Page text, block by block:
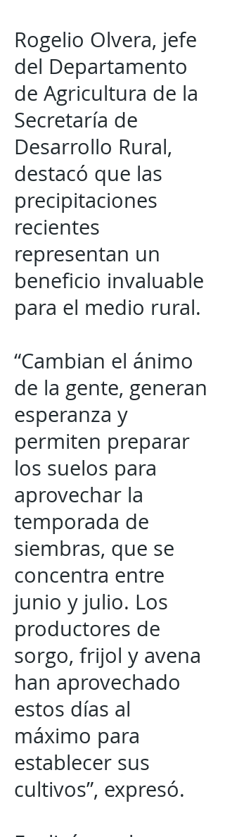
Rogelio Olvera, jefe
del Departamento
de Agricultura de la
Secretaría de
Desarrollo Rural,
destacó que las
precipitaciones
recientes
representan un
beneficio invaluable
para el medio rural.
“Cambian el ánimo
de la gente, generan
esperanza y
permiten preparar
los suelos para
aprovechar la
temporada de
siembras, que se
concentra entre
junio y julio. Los
productores de
sorgo, frijol y avena
han aprovechado
estos días al
máximo para
establecer sus
cultivos”, expresó.